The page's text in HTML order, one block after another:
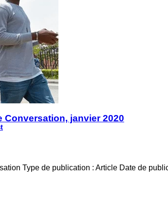
Conversation, janvier 2020
Type de publication : Article Date de